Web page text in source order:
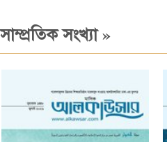
সাম্প্রতিক সংখ্যা»